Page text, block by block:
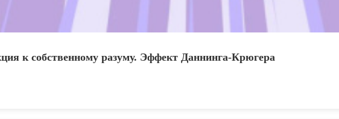
к собственному разуму. Эффект Даннинга-Крюгера